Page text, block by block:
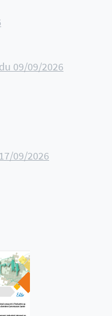
du 09/09/2026
09/2026